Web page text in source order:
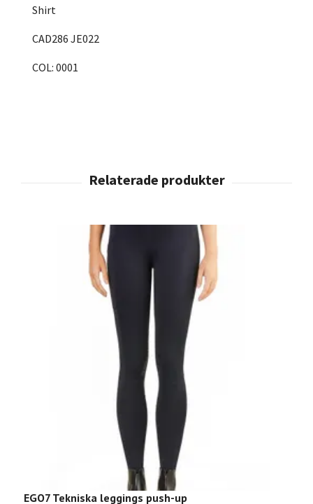
Shirt
CAD286 JE022
COL: 0001
EGO7 Tekniska leggings push-up